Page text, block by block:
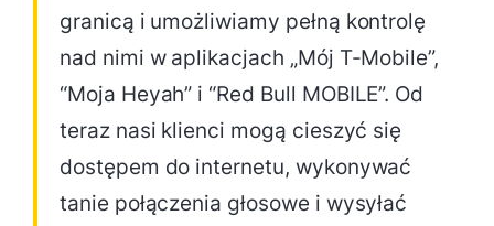
granicą i umożliwiamy pełną kontrolę
nad nimi w aplikacjach „Mój T-Mobile”,
“Moja Heyah” i “Red Bull MOBILE”. Od
teraz nasi klienci mogą cieszyć się
dostępem do internetu, wykonywać
tanie połączenia głosowe i wysyłać